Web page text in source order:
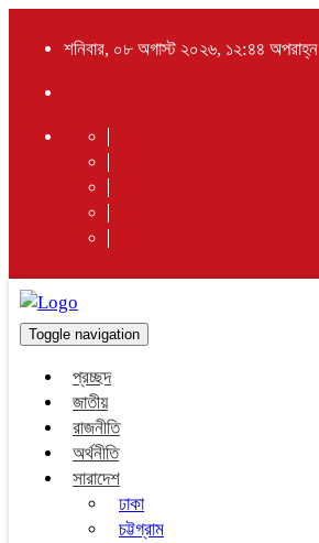
শনিবার, ০৮ অগাস্ট ২০২৬, ১২:৪৪ অপরাহ্ন
Toggle navigation
প্রচ্ছদ
জাতীয়
রাজনীতি
অর্থনীতি
সারাদেশ
ঢাকা
চট্টগ্রাম